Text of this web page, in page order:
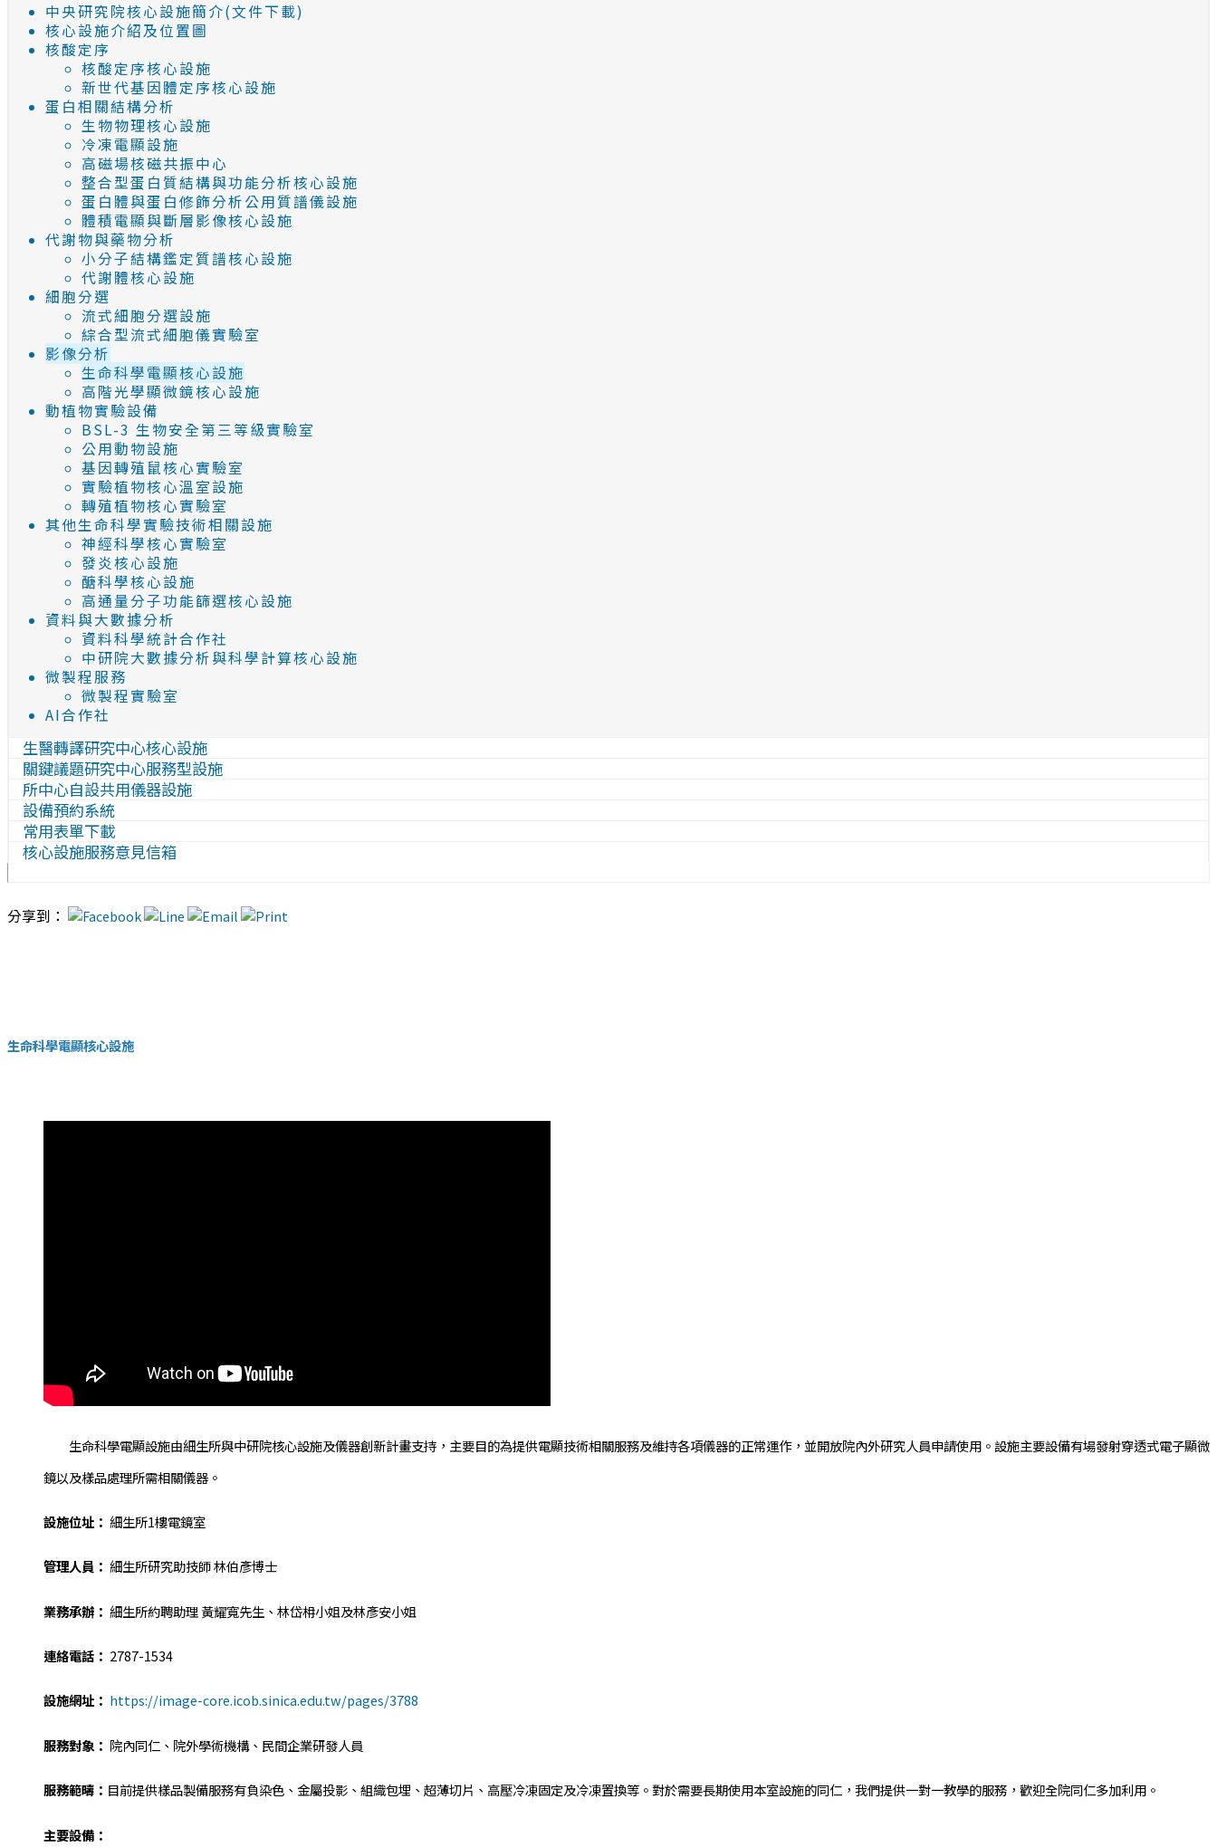
中央研究院核心設施簡介(文件下載)
核心設施介紹及位置圖
核酸定序
核酸定序核心設施
新世代基因體定序核心設施
蛋白相關結構分析
生物物理核心設施
冷凍電顯設施
高磁場核磁共振中心
整合型蛋白質結構與功能分析核心設施
蛋白體與蛋白修飾分析公用質譜儀設施
體積電顯與斷層影像核心設施
代謝物與藥物分析
小分子結構鑑定質譜核心設施
代謝體核心設施
細胞分選
流式細胞分選設施
綜合型流式細胞儀實驗室
影像分析
生命科學電顯核心設施
高階光學顯微鏡核心設施
動植物實驗設備
BSL-3 生物安全第三等級實驗室
公用動物設施
基因轉殖鼠核心實驗室
實驗植物核心溫室設施
轉殖植物核心實驗室
其他生命科學實驗技術相關設施
神經科學核心實驗室
發炎核心設施
醣科學核心設施
高通量分子功能篩選核心設施
資料與大數據分析
資料科學統計合作社
中研院大數據分析與科學計算核心設施
微製程服務
微製程實驗室
AI合作社
生醫轉譯研究中心核心設施
關鍵議題研究中心服務型設施
所中心自設共用儀器設施
設備預約系統
常用表單下載
核心設施服務意見信箱
分享到：
生命科學電顯核心設施
生命科學電顯設施由細生所與中研院核心設施及儀器創新計畫支持，主要目的為提供電顯技術相關服務及維持各項儀器的正常運作，並開放院內外研究人員申請使用。設施主要設備有場發射穿透式電子顯微
鏡以及樣品處理所需相關儀器。
設施位址： 細生所1樓電鏡室
管理人員： 細生所研究助技師 林伯彥博士
業務承辦： 細生所約聘助理 黃耀寬先生、林岱枏小姐及林彥安小姐
連絡電話： 2787-1534
設施網址： https://image-core.icob.sinica.edu.tw/pages/3788
服務對象： 院內同仁、院外學術機構、民間企業研發人員
服務範疇： 目前提供樣品製備服務有負染色、金屬投影、組織包埋、超薄切片、高壓冷凍固定及冷凍置換等。對於需要長期使用本室設施的同仁，我們提供一對一教學的服務，歡迎全院同仁多加利用。
主要設備：